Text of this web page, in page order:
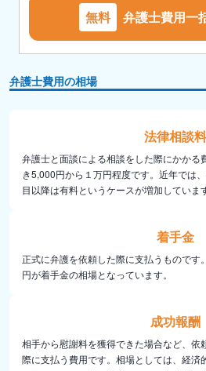
無料 弁護士費用一
弁護士費用の相場
法律相談料
弁護士と面談による相談をした際にかかる
き5,000円から１万円程度です。近年では
目以降は有料というケースが増加しています
着手金
正式に弁護を依頼した際に支払うものです
円が着手金の相場となっています。
成功報酬
相手から慰謝料を獲得できた場合など、依
際に支払う費用です。相場としては、経済